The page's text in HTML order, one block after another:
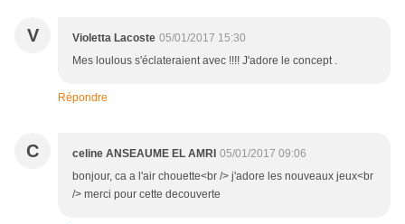
V Violetta Lacoste 05/01/2017 15:30
Mes loulous s'éclateraient avec !!!! J'adore le concept .
Répondre
C celine ANSEAUME EL AMRI 05/01/2017 09:06
bonjour, ca a l'air chouette<br /> j'adore les nouveaux jeux<br
/> merci pour cette decouverte